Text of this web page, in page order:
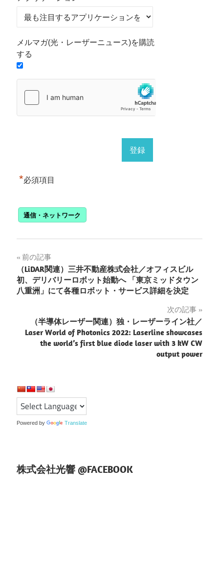
メルマガ(光・レーザーニュース)を購読
する
*必須項目
通信・ネットワーク
投
稿
ナ
ゲ
ョ
ン
前の記事
（LiDAR関連）三井不動産株式会社／オフィスビル
初、デリバリーロボット始動へ 「東京ミッドタウン
八重洲」にて各種ロボット・サービス詳細を決定
次の記事
（半導体レーザー関連）独・レーザーライン社／
Laser World of Photonics 2022: Laserline showcases
the world’s first blue diode laser with 3 kW CW
output power
Powered by Translate
株式会社光響 @FACEBOOK